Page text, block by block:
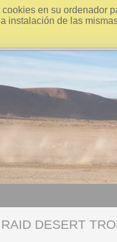
en su ordenador
instalación de las
RAID DESERT